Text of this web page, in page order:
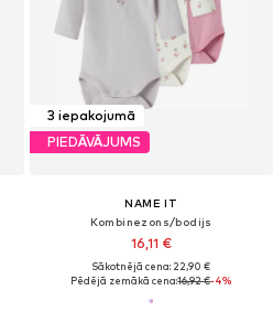
3 iepakojumā
PIEDĀVĀJUMS
NAME IT
Kombinezons/bodijs
16,11 €
Sākotnējā cena: 22,90 €
Pēdējā zemākā cena:16,92 €-4%